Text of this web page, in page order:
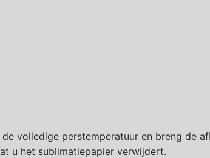
volledige perstemperatuur en breng de
u het sublimatiepapier verwijdert.